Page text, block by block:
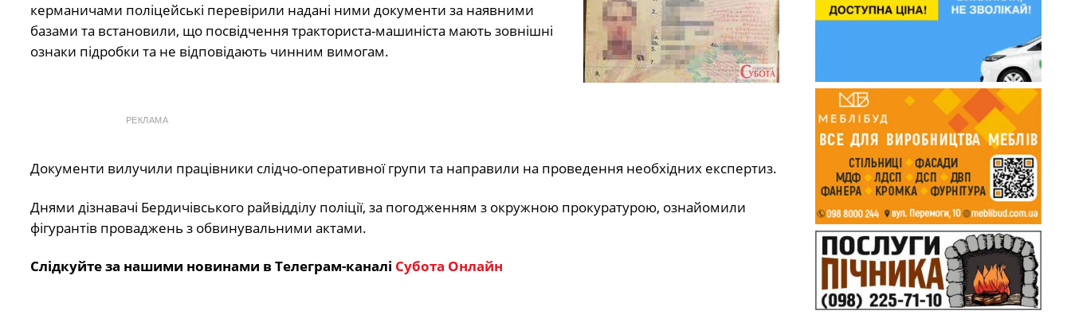
керманичами поліцейські перевірили надані ними документи за наявними
базами та встановили, що посвідчення тракториста-машиніста мають зовнішні
ознаки підробки та не відповідають чинним вимогам.
РЕКЛАМА
Документи вилучили працівники слідчо-оперативної групи та направили на проведення необхідних експертиз.
Днями дізнавачі Бердичівського райвідділу поліції, за погодженням з окружною прокуратурою, ознайомили
фігурантів проваджень з обвинувальними актами.
Слідкуйте за нашими новинами в Телеграм-каналі Субота Онлайн